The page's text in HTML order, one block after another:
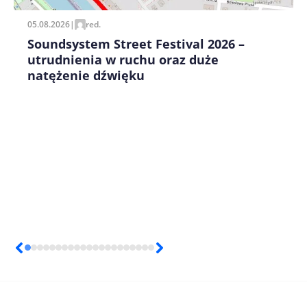
05.08.2026| red.
Soundsystem Street Festival 2026 –
utrudnienia w ruchu oraz duże
natężenie dźwięku